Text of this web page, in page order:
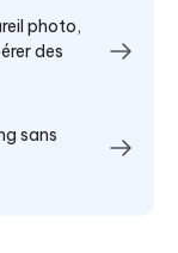
photo,
des
sans